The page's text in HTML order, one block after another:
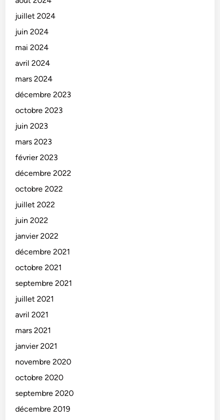
juillet 2024
juin 2024
mai 2024
avril 2024
mars 2024
décembre 2023
octobre 2023
juin 2023
mars 2023
février 2023
décembre 2022
octobre 2022
juillet 2022
juin 2022
janvier 2022
décembre 2021
octobre 2021
septembre 2021
juillet 2021
avril 2021
mars 2021
janvier 2021
novembre 2020
octobre 2020
septembre 2020
décembre 2019